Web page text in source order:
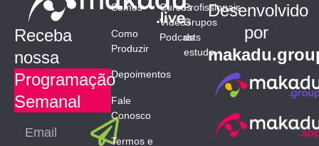
Receba
nossa
Programação
Semanal
Email Submit
Somos
Como
Produzir
Depoimentos
Fale
Conosco
Termos e
Cursos
Vídeos
Podcasts
Profissionais
Grupos
de
estudo
Desenvolvido
por